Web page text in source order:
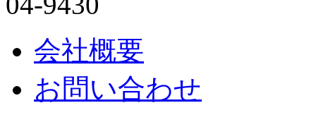
会社概要
お問い合わせ